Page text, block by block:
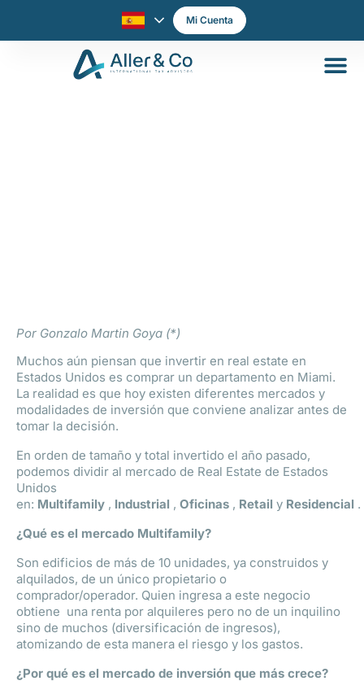
Mi Cuenta
Por Gonzalo Martin Goya (*)
Muchos aún piensan que invertir en real estate en
Estados Unidos es comprar un departamento en Miami.
La realidad es que hoy existen diferentes mercados y
modalidades de inversión que conviene analizar antes de
tomar la decisión.
En orden de tamaño y total invertido el año pasado,
podemos dividir al mercado de Real Estate de Estados
Unidos
en: Multifamily , Industrial , Oficinas , Retail y Residencial .
¿Qué es el mercado Multifamily?
Son edificios de más de 10 unidades, ya construidos y
alquilados, de un único propietario o
comprador/operador. Quien ingresa a este negocio
obtiene una renta por alquileres pero no de un inquilino
sino de muchos (diversificación de ingresos),
atomizando de esta manera el riesgo y los gastos.
¿Por qué es el mercado de inversión que más crece?